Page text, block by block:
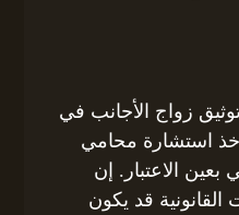
زواج الأجانب في
استشارة محامي
الاعتبار. إن
القانونية قد يكون